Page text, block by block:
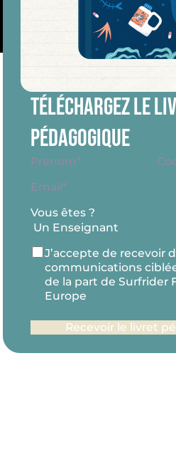
Téléchargez le
pédagogique
Nom*
E-
Vous êtes ?
RGPD
J’accepte de recevoir
communications
de la part de Surfrider
Europe